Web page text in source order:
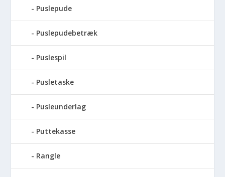
Puslepude
Puslepudebetræk
Puslespil
Pusletaske
Pusleunderlag
Puttekasse
Rangle